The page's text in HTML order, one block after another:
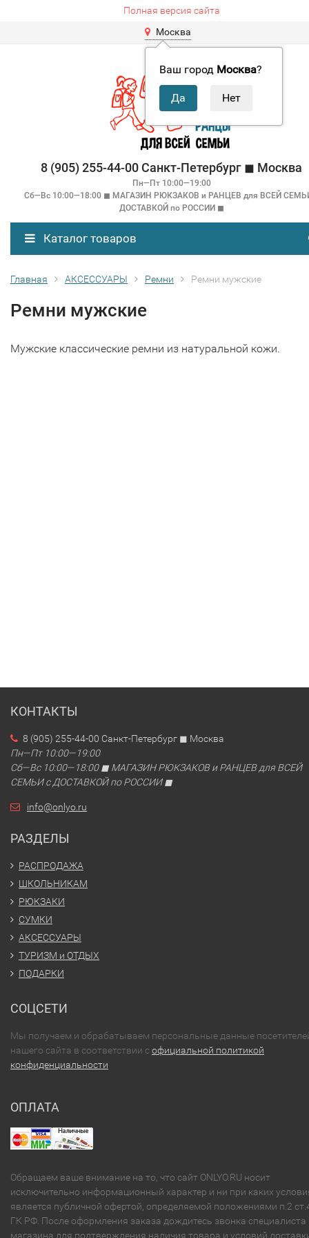
Полная версия сайта
Москва
Ваш город Москва?
8 (905) 255-44-00 Санкт-Петербург ◼ Москва
Пн—Пт 10:00—19:00
Сб—Вс 10:00—18:00 ◼ МАГАЗИН РЮКЗАКОВ и РАНЦЕВ для ВСЕЙ
ДОСТАВКОЙ по РОССИИ ◼
Каталог товаров
Главная АКСЕССУАРЫ Ремни Ремни мужские
Ремни мужские
Мужские классические ремни из натуральной кожи.
КОНТАКТЫ
8 (905) 255-44-00 Санкт-Петербург ◼ Москва
Пн—Пт 10:00—19:00
Сб—Вс 10:00—18:00 ◼ МАГАЗИН РЮКЗАКОВ и РАНЦЕВ для ВСЕЙ
СЕМЬИ с ДОСТАВКОЙ по РОССИИ ◼
info@onlyo.ru
РАЗДЕЛЫ
РАСПРОДАЖА
ШКОЛЬНИКАМ
РЮКЗАКИ
СУМКИ
АКСЕССУАРЫ
ТУРИЗМ и ОТДЫХ
ПОДАРКИ
СОЦСЕТИ
Мы получаем и обрабатываем персональные данные
нашего сайта в соответствии софициальной политикой
конфиденциальности
ОПЛАТА
Обращаем ваше внимание на то, что сайт ONLYO.RU носит
исключительно информационный характер и ни при каких
является публичной офертой, определяемой положениями п.2
ГК РФ. После оформления заказа дождитесь звонка специалиста
магазина для подтверждения наличия товара и условий